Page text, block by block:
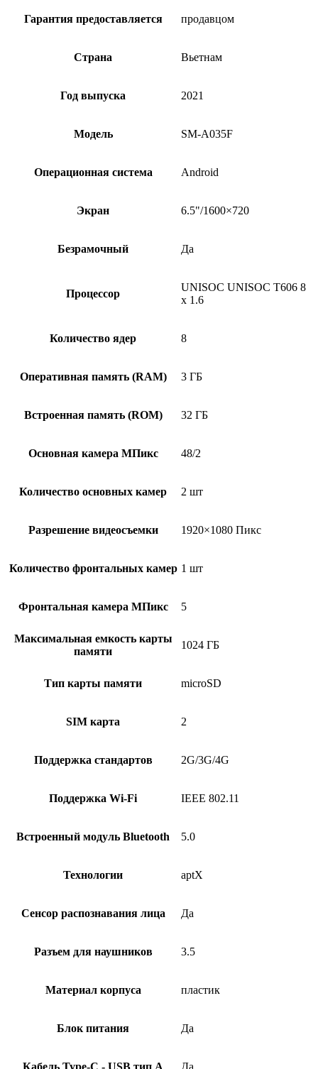
Гарантия предоставляется продавцом
Страна Вьетнам
Год выпуска 2021
Модель SM-A035F
Операционная система Android
Экран 6.5"/1600×720
Безрамочный Да
Процессор
UNISOC UNISOC T606 8
x 1.6
Количество ядер 8
Оперативная память (RAM) 3 ГБ
Встроенная память (ROM) 32 ГБ
Основная камера МПикс 48/2
Количество основных камер 2 шт
Разрешение видеосъемки 1920×1080 Пикс
Количество фронтальных камер 1 шт
Фронтальная камера МПикс 5
Максимальная емкость карты
памяти
1024 ГБ
Тип карты памяти microSD
SIM карта 2
Поддержка стандартов 2G/3G/4G
Поддержка Wi-Fi IEEE 802.11
Встроенный модуль Bluetooth 5.0
Технологии aptX
Сенсор распознавания лица Да
Разъем для наушников 3.5
Материал корпуса пластик
Блок питания Да